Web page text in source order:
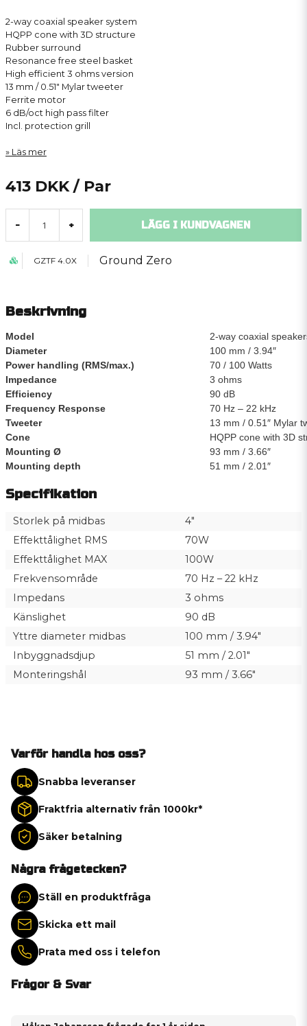
2-way coaxial speaker system
HQPP cone with 3D structure
Rubber surround
Resonance free steel basket
High efficient 3 ohms version
13 mm / 0.51″ Mylar tweeter
Ferrite motor
6 dB/oct high pass filter
Incl. protection grill
Läs mer
413 DKK / Par
- + LÄGG I KUNDVAGNEN
GZTF 4.0X Ground Zero
Beskrivning
Model
2-way coaxial
Diameter
100 mm / 3.94″
Power handling (RMS/max.)
70 / 100 Watts
Impedance
3 ohms
Efficiency
90 dB
Frequency Response
70 Hz – 22 kHz
Tweeter
13 mm / 0.51″ Mylar
Cone
HQPP cone with 3D
Mounting Ø
93 mm / 3.66″
Mounting depth
51 mm / 2.01″
Specifikation
Storlek på midbas
4"
Effekttålighet RMS
70W
Effekttålighet MAX
100W
Frekvensområde
70 Hz – 22 kHz
Impedans
3 ohms
Känslighet
90 dB
Yttre diameter midbas
100 mm / 3.94″
Inbyggnadsdjup
51 mm / 2.01″
Monteringshål
93 mm / 3.66″
Varför handla hos oss?
Snabba leveranser
Fraktfria alternativ från 1000kr*
Säker betalning
Några frågetecken?
Ställ en produktfråga
Skicka ett mail
Prata med oss i telefon
Frågor & Svar